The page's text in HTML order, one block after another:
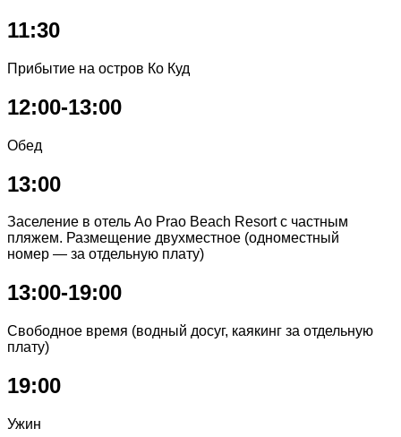
11:30
Прибытие на остров Ко Куд
12:00-13:00
Обед
13:00
Заселение в отель Ao Prao Beach Resort с частным
пляжем. Размещение двухместное (одноместный
номер — за отдельную плату)
13:00-19:00
Свободное время (водный досуг, каякинг за отдельную
плату)
19:00
Ужин